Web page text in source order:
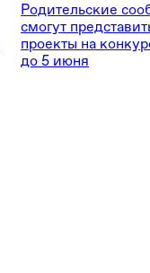
Родительские
смогут
проекты на
до 5 июня